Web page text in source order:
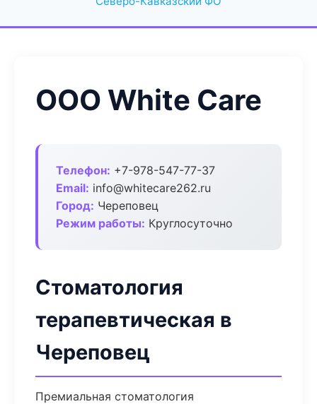
ООО White Care
Телефон: +7-978-547-77-37
Email: info@whitecare262.ru
Город: Череповец
Режим работы: Круглосуточно
Стоматология
терапевтическая в
Череповец
Премиальная стоматология